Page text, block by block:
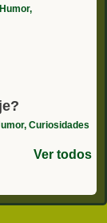
Curiosidades
Ver todos